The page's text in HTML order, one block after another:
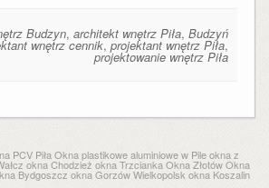
Budzyn,architekt wnętrz Piła,Budzyń
wnętrz cennik,projektant wnętrz Piła,
projektowanie wnętrz Piła
PCV Piła Okna plastikowe aluminiowe w Pile okna z
okna Chodzież okna Trzcianka Okna Złotów Okna
Bydgoszcz okna Gorzów Wielkopolsk okna Koszalin